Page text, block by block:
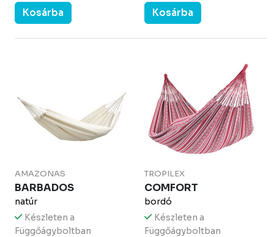
Kosárba Kosárba
AMAZONAS
BARBADOS
natúr
Készleten a
Függőágyboltban
TROPILEX
COMFORT
bordó
Készleten a
Függőágyboltban